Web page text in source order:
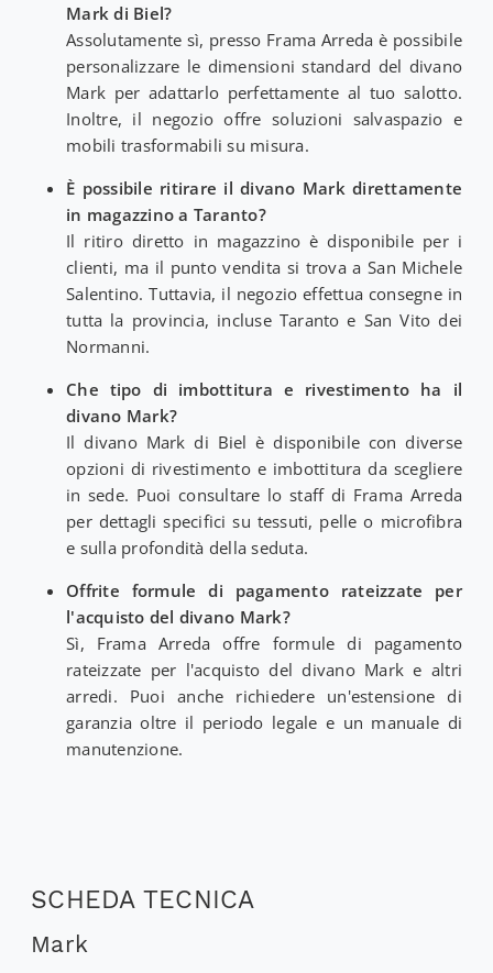
Mark di Biel?
Assolutamente sì, presso Frama Arreda è possibile
personalizzare le dimensioni standard del divano
Mark per adattarlo perfettamente al tuo salotto.
Inoltre, il negozio offre soluzioni salvaspazio e
mobili trasformabili su misura.
È possibile ritirare il divano Mark direttamente
in magazzino a Taranto?
Il ritiro diretto in magazzino è disponibile per i
clienti, ma il punto vendita si trova a San Michele
Salentino. Tuttavia, il negozio effettua consegne in
tutta la provincia, incluse Taranto e San Vito dei
Normanni.
Che tipo di imbottitura e rivestimento ha il
divano Mark?
Il divano Mark di Biel è disponibile con diverse
opzioni di rivestimento e imbottitura da scegliere
in sede. Puoi consultare lo staff di Frama Arreda
per dettagli specifici su tessuti, pelle o microfibra
e sulla profondità della seduta.
Offrite formule di pagamento rateizzate per
l'acquisto del divano Mark?
Sì, Frama Arreda offre formule di pagamento
rateizzate per l'acquisto del divano Mark e altri
arredi. Puoi anche richiedere un'estensione di
garanzia oltre il periodo legale e un manuale di
manutenzione.
SCHEDA TECNICA
Mark